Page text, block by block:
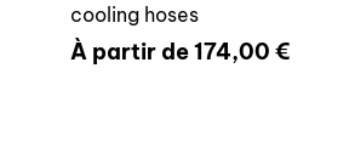
cooling hoses
À partir de174,00 €
Prix promotionnel